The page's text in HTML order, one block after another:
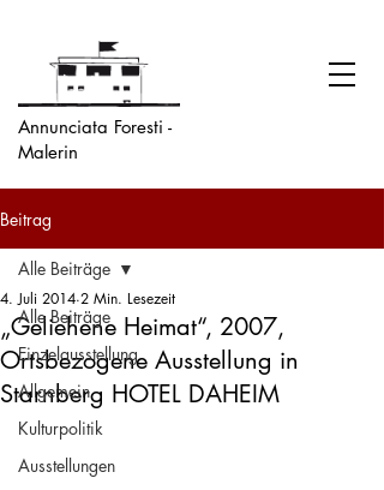
Annunciata Foresti -
Malerin
Beitrag
Alle Beiträge
Einzelausstellung
Allgemein
Kulturpolitik
Ausstellungen
Alle Beiträge
„Geliehene Heimat“, 2007,
Ortsbezogene Ausstellung in
Starnberg HOTEL DAHEIM
4. Juli 2014 2 Min. Lesezeit